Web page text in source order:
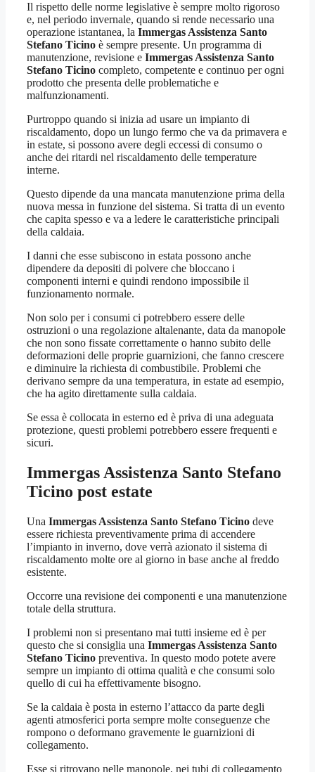
Il rispetto delle norme legislative è sempre molto rigoroso
e, nel periodo invernale, quando si rende necessario una
operazione istantanea, la Immergas Assistenza Santo
Stefano Ticino è sempre presente. Un programma di
manutenzione, revisione e Immergas Assistenza Santo
Stefano Ticino completo, competente e continuo per ogni
prodotto che presenta delle problematiche e
malfunzionamenti.
Purtroppo quando si inizia ad usare un impianto di
riscaldamento, dopo un lungo fermo che va da primavera e
in estate, si possono avere degli eccessi di consumo o
anche dei ritardi nel riscaldamento delle temperature
interne.
Questo dipende da una mancata manutenzione prima della
nuova messa in funzione del sistema. Si tratta di un evento
che capita spesso e va a ledere le caratteristiche principali
della caldaia.
I danni che esse subiscono in estata possono anche
dipendere da depositi di polvere che bloccano i
componenti interni e quindi rendono impossibile il
funzionamento normale.
Non solo per i consumi ci potrebbero essere delle
ostruzioni o una regolazione altalenante, data da manopole
che non sono fissate correttamente o hanno subito delle
deformazioni delle proprie guarnizioni, che fanno crescere
e diminuire la richiesta di combustibile. Problemi che
derivano sempre da una temperatura, in estate ad esempio,
che ha agito direttamente sulla caldaia.
Se essa è collocata in esterno ed è priva di una adeguata
protezione, questi problemi potrebbero essere frequenti e
sicuri.
Immergas Assistenza Santo Stefano
Ticino post estate
Una Immergas Assistenza Santo Stefano Ticino deve
essere richiesta preventivamente prima di accendere
l’impianto in inverno, dove verrà azionato il sistema di
riscaldamento molte ore al giorno in base anche al freddo
esistente.
Occorre una revisione dei componenti e una manutenzione
totale della struttura.
I problemi non si presentano mai tutti insieme ed è per
questo che si consiglia una Immergas Assistenza Santo
Stefano Ticino preventiva. In questo modo potete avere
sempre un impianto di ottima qualità e che consumi solo
quello di cui ha effettivamente bisogno.
Se la caldaia è posta in esterno l’attacco da parte degli
agenti atmosferici porta sempre molte conseguenze che
rompono o deformano gravemente le guarnizioni di
collegamento.
Esse si ritrovano nelle manopole, nei tubi di collegamento